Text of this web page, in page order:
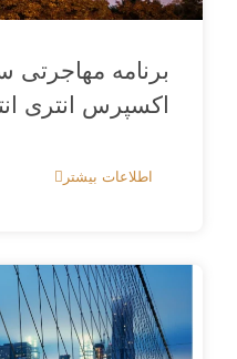
برنامه مهاجرتی
اکسپرس انتری
اطلاعات بیشتر